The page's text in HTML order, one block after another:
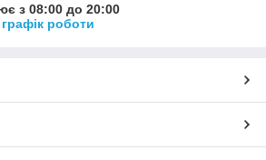
з 08:00 до 20:00
роботи